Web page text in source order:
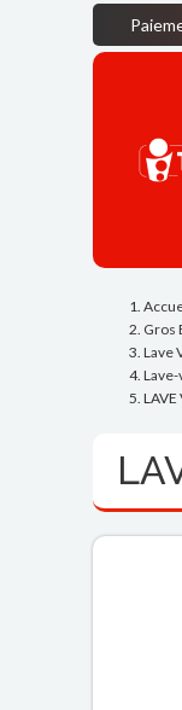
Paiement Sécurisé
Gros
Lave
LAVE